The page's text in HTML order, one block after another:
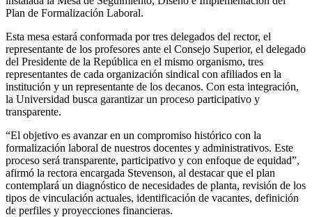
Plan de Formalización Laboral.
Esta mesa estará conformada por tres delegados del rector, el
representante de los profesores ante el Consejo Superior, el delegado
del Presidente de la República en el mismo organismo, tres
representantes de cada organización sindical con afiliados en la
institución y un representante de los decanos. Con esta integración,
la Universidad busca garantizar un proceso participativo y
transparente.
“El objetivo es avanzar en un compromiso histórico con la
formalización laboral de nuestros docentes y administrativos. Este
proceso será transparente, participativo y con enfoque de equidad”,
afirmó la rectora encargada Stevenson, al destacar que el plan
contemplará un diagnóstico de necesidades de planta, revisión de los
tipos de vinculación actuales, identificación de vacantes, definición
de perfiles y proyecciones financieras.